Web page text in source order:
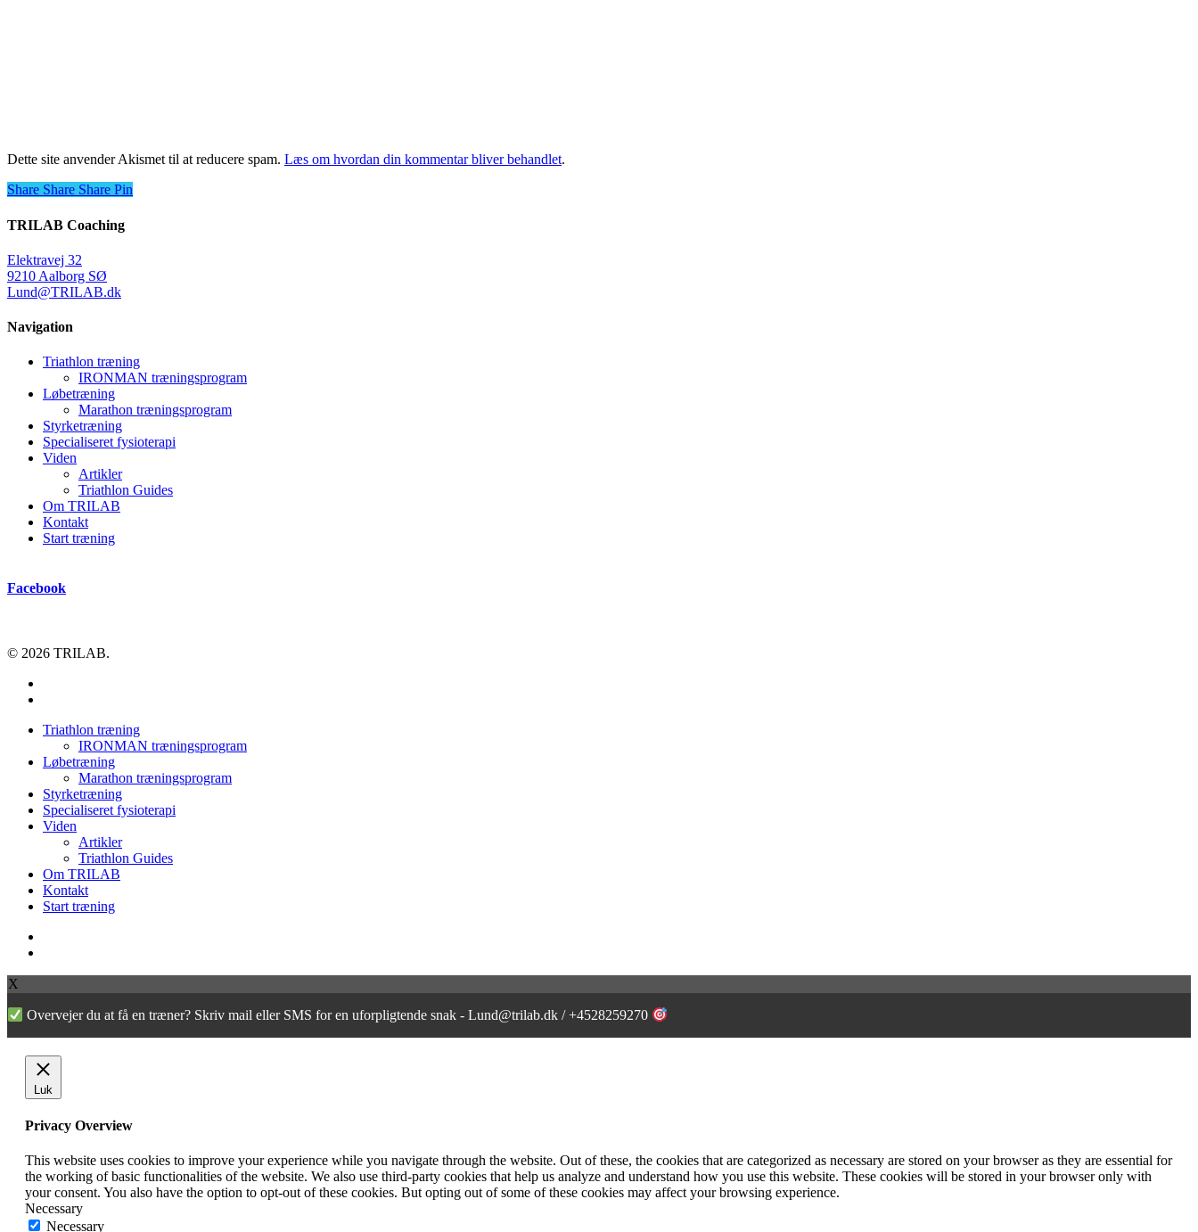
Dette site anvender Akismet til at reducere spam. Læs om hvordan din kommentar bliver behandlet.
Share
Share Share Share Pin
TRILAB Coaching
Elektravej 32
9210 Aalborg SØ
Lund@TRILAB.dk
Navigation
Triathlon træning
IRONMAN træningsprogram
Løbetræning
Marathon træningsprogram
Styrketræning
Specialiseret fysioterapi
Viden
Artikler
Triathlon Guides
Om TRILAB
Kontakt
Start træning
Facebook
© 2026 TRILAB.
Close
Triathlon træning
IRONMAN træningsprogram
Løbetræning
Marathon træningsprogram
Styrketræning
Specialiseret fysioterapi
Viden
Artikler
Triathlon Guides
Om TRILAB
Kontakt
Start træning
X
Overvejer du at få en træner? Skriv mail eller SMS for en uforpligtende snak - Lund@trilab.dk / +4528259270
Luk
Privacy Overview
This website uses cookies to improve your experience while you navigate through the website. Out of these, the cookies that are categorized as necessary are stored on your browser as they are essential for
the working of basic functionalities of the website. We also use third-party cookies that help us analyze and understand how you use this website. These cookies will be stored in your browser only with
your consent. You also have the option to opt-out of these cookies. But opting out of some of these cookies may affect your browsing experience.
Necessary
Necessary